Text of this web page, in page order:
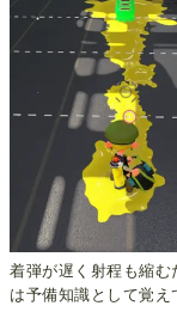
着弾が遅く射程も縮
は予備知識として覚え